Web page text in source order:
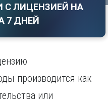
Тамбов
Тверь
Тольятти
Тула
Тюмень
У
С ЛИЦЕНЗИЕЙ НА
7 ДНЕЙ
производится как
или